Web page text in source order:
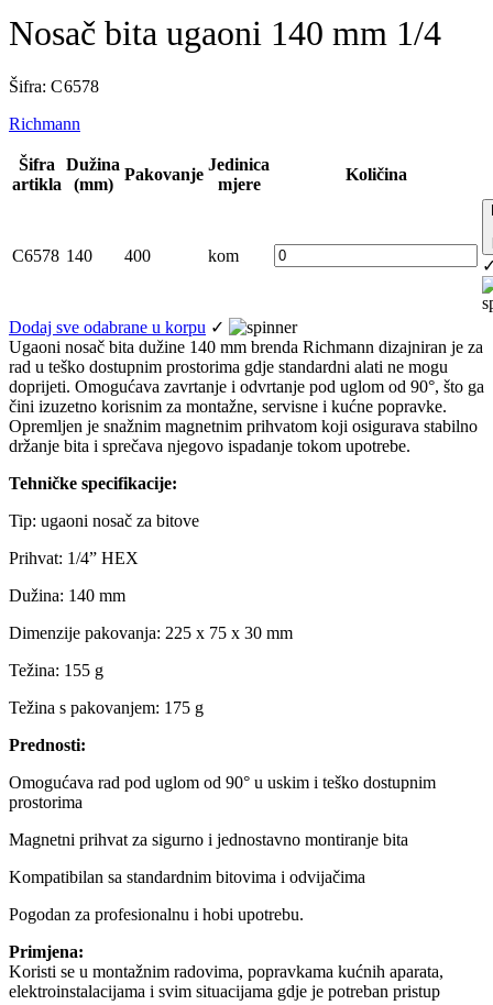
Nosač bita ugaoni 140 mm 1/4
Šifra: C 6578
Richmann
Šifra
artikla
Dužina
(mm)
Pakovanje
Jedinica
mjere
Količina
C6578 140 400 kom
Dodaj sve odabrane u korpu ✓
Ugaoni nosač bita dužine 140 mm brenda Richmann dizajniran je za
rad u teško dostupnim prostorima gdje standardni alati ne mogu
doprijeti. Omogućava zavrtanje i odvrtanje pod uglom od 90°, što ga
čini izuzetno korisnim za montažne, servisne i kućne popravke.
Opremljen je snažnim magnetnim prihvatom koji osigurava stabilno
držanje bita i sprečava njegovo ispadanje tokom upotrebe.
Tehničke specifikacije:
Tip: ugaoni nosač za bitove
Prihvat: 1/4” HEX
Dužina: 140 mm
Dimenzije pakovanja: 225 x 75 x 30 mm
Težina: 155 g
Težina s pakovanjem: 175 g
Prednosti:
Omogućava rad pod uglom od 90° u uskim i teško dostupnim
prostorima
Magnetni prihvat za sigurno i jednostavno montiranje bita
Kompatibilan sa standardnim bitovima i odvijačima
Pogodan za profesionalnu i hobi upotrebu.
Primjena:
Koristi se u montažnim radovima, popravkama kućnih aparata,
elektroinstalacijama i svim situacijama gdje je potreban pristup